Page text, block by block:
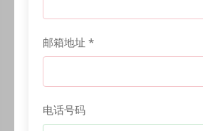
邮箱地址 *
电话号码